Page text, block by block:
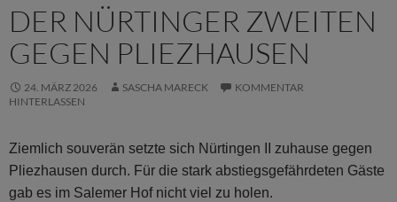
DER NÜRTINGER ZWEITEN
GEGEN PLIEZHAUSEN
24. MÄRZ 2026 SASCHA MARECK
KOMMENTAR
HINTERLASSEN
Ziemlich souverän setzte sich Nürtingen II zuhause gegen
Pliezhausen durch. Für die stark abstiegsgefährdeten Gäste
gab es im Salemer Hof nicht viel zu holen.